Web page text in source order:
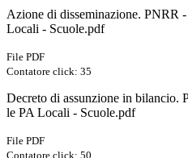
Azione di disseminazione. PNRR
Locali - Scuole.pdf
File PDF
Contatore click: 35
Decreto di assunzione in bilancio.
le PA Locali - Scuole.pdf
File PDF
Contatore click: 50